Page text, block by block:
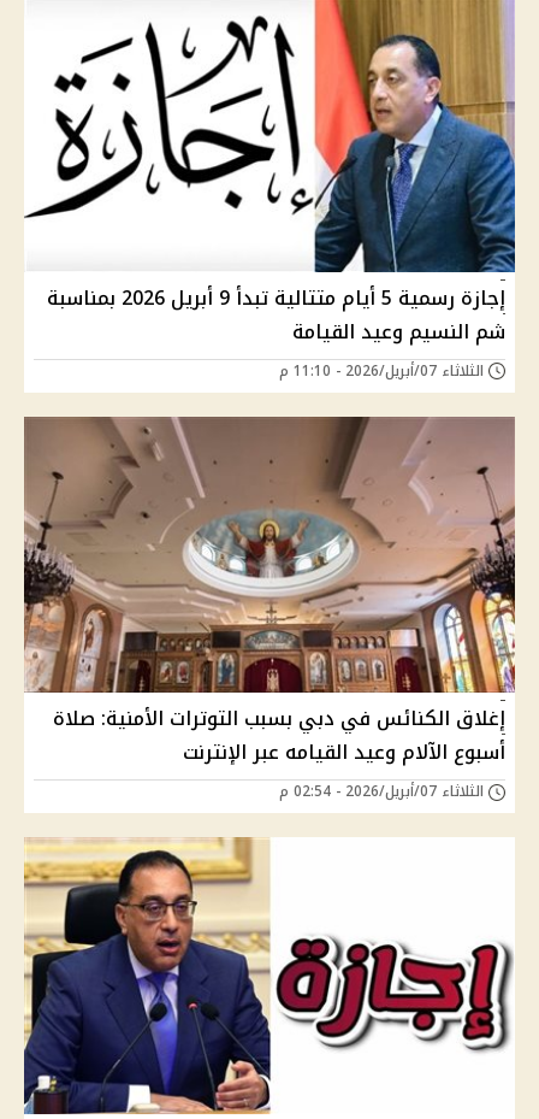
إجازة رسمية 5 أيام متتالية تبدأ 9 أبريل 2026 بمناسبة
شم النسيم وعيد القيامة
الثلاثاء 07/أبريل/2026 - 11:10 م
إغلاق الكنائس في دبي بسبب التوترات الأمنية: صلاة
أسبوع الآلام وعيد القيامه عبر الإنترنت
الثلاثاء 07/أبريل/2026 - 02:54 م